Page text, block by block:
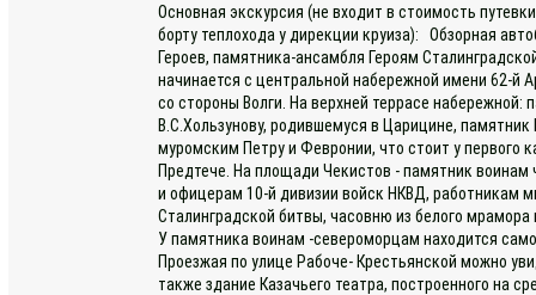
Основная экскурсия (не входит в стоимость
борту теплохода у дирекции круиза): Обзорная
Героев, памятника-ансамбля Героям
начинается с центральной набережной имени 62-й
со стороны Волги. На верхней террасе набережной:
В.С.Хользунову, родившемуся в Царицине,
муромским Петру и Февронии, что стоит у первого
Предтече. На площади Чекистов - памятник
и офицерам 10-й дивизии войск НКВД, работникам
Сталинградской битвы, часовню из белого
У памятника воинам -североморцам находится
Проезжая по улице Рабоче- Крестьянской можно
также здание Казачьего театра, построенного на